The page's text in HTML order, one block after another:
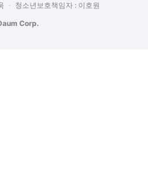
청소년보호책임자 : 이호원
Corp.